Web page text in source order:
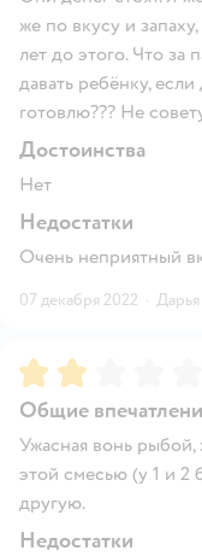
же по вкусу и
лет до этого. Что за
давать ребёнку,
готовлю??? Не
Достоинства
Нет
Недостатки
Очень неприятный
07 декабря 2022 ·
Рейтинг:
Общие
Ужасная вонь рыбой,
этой смесью (у 1 и 2
другую.
Недостатки